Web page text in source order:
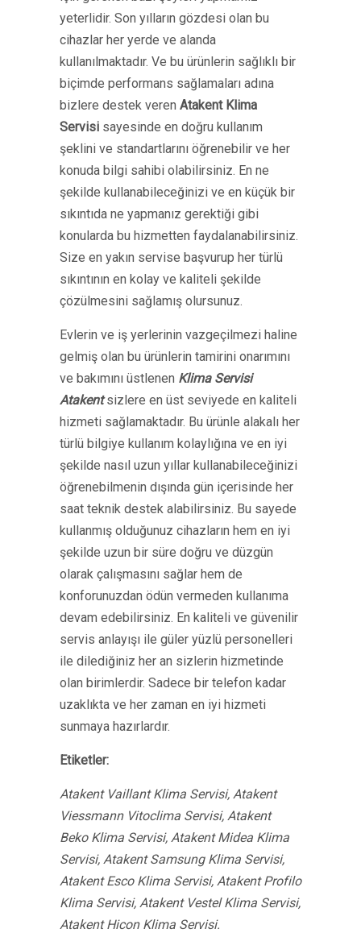
yeterlidir. Son yılların gözdesi olan bu
cihazlar her yerde ve alanda
kullanılmaktadır. Ve bu ürünlerin sağlıklı bir
biçimde performans sağlamaları adına
bizlere destek veren Atakent Klima
Servisi sayesinde en doğru kullanım
şeklini ve standartlarını öğrenebilir ve her
konuda bilgi sahibi olabilirsiniz. En ne
şekilde kullanabileceğinizi ve en küçük bir
sıkıntıda ne yapmanız gerektiği gibi
konularda bu hizmetten faydalanabilirsiniz.
Size en yakın servise başvurup her türlü
sıkıntının en kolay ve kaliteli şekilde
çözülmesini sağlamış olursunuz.
Evlerin ve iş yerlerinin vazgeçilmezi haline
gelmiş olan bu ürünlerin tamirini onarımını
ve bakımını üstlenen Klima Servisi
Atakentsizlere en üst seviyede en kaliteli
hizmeti sağlamaktadır. Bu ürünle alakalı her
türlü bilgiye kullanım kolaylığına ve en iyi
şekilde nasıl uzun yıllar kullanabileceğinizi
öğrenebilmenin dışında gün içerisinde her
saat teknik destek alabilirsiniz. Bu sayede
kullanmış olduğunuz cihazların hem en iyi
şekilde uzun bir süre doğru ve düzgün
olarak çalışmasını sağlar hem de
konforunuzdan ödün vermeden kullanıma
devam edebilirsiniz. En kaliteli ve güvenilir
servis anlayışı ile güler yüzlü personelleri
ile dilediğiniz her an sizlerin hizmetinde
olan birimlerdir. Sadece bir telefon kadar
uzaklıkta ve her zaman en iyi hizmeti
sunmaya hazırlardır.
Etiketler:
Atakent Vaillant Klima Servisi, Atakent
Viessmann Vitoclima Servisi, Atakent
Beko Klima Servisi, Atakent Midea Klima
Servisi, Atakent Samsung Klima Servisi,
Atakent Esco Klima Servisi, Atakent Profilo
Klima Servisi, Atakent Vestel Klima Servisi,
Atakent Hicon Klima Servisi.